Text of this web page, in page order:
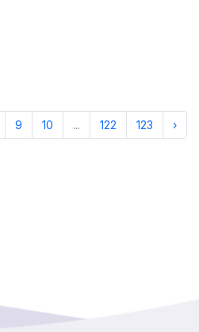
9 10 ... 122 123 ›